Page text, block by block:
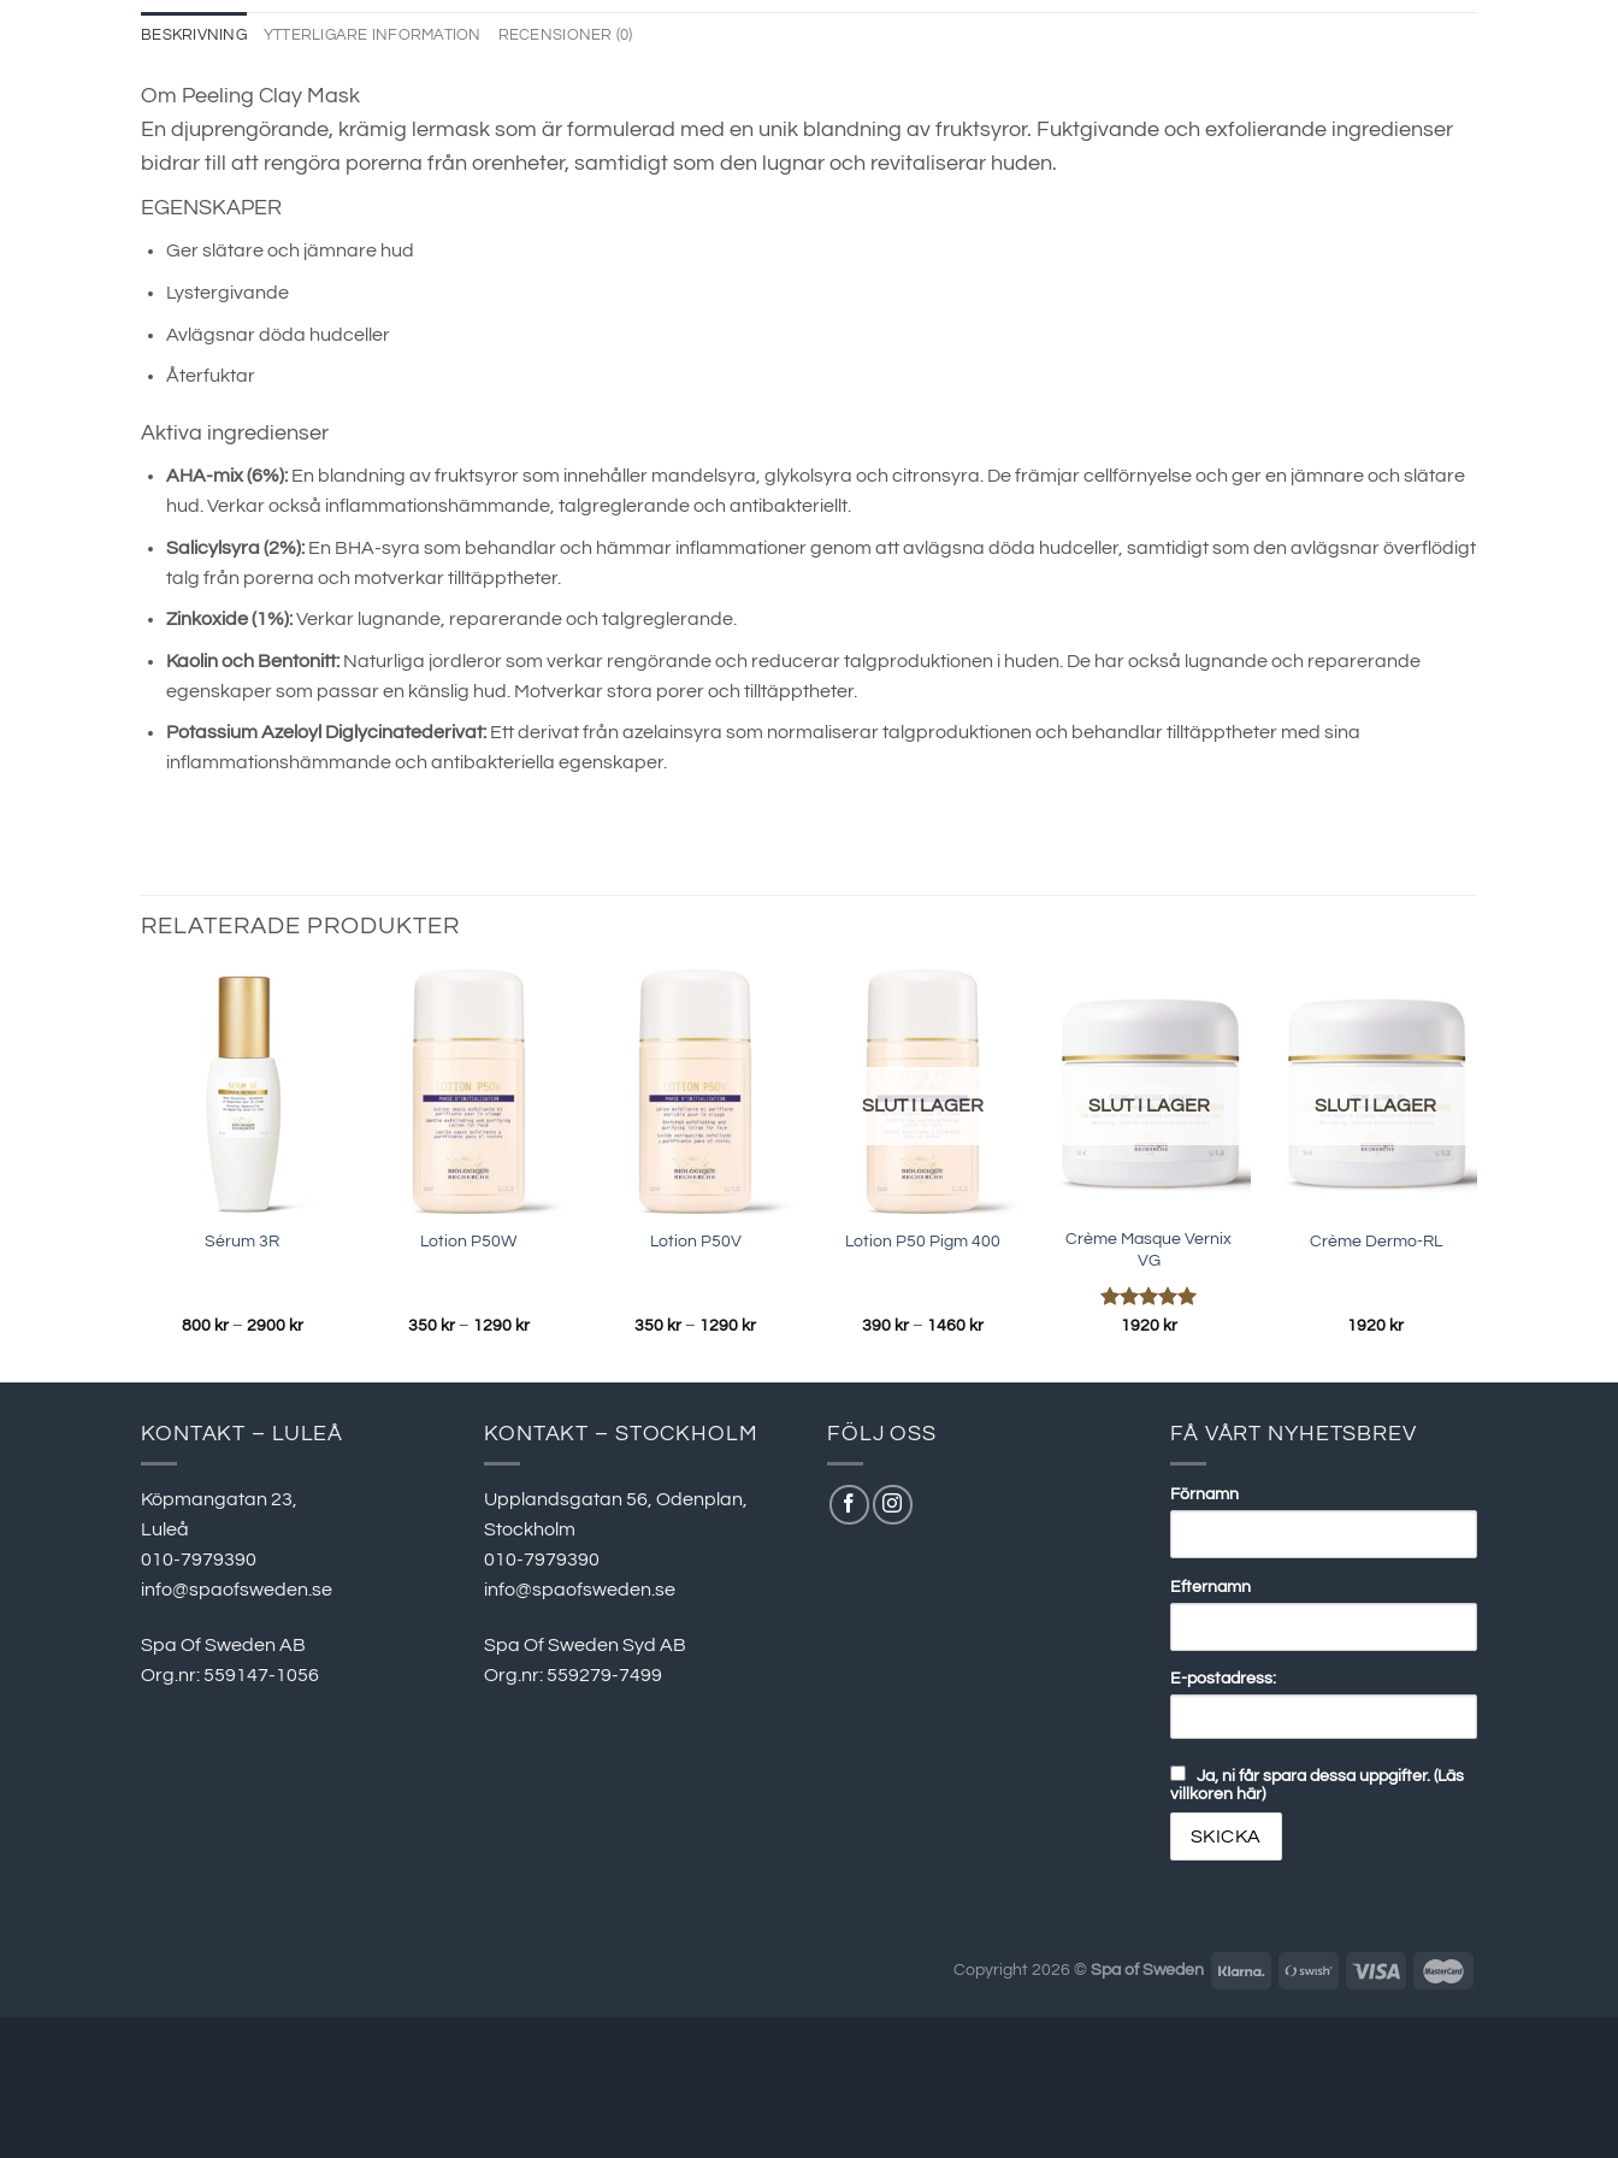
BESKRIVNING YTTERLIGARE INFORMATION RECENSIONER (0)
Om Peeling Clay Mask
En djuprengörande, krämig lermask som är formulerad med en unik blandning av fruktsyror. Fuktgivande och exfolierande ingredienser
bidrar till att rengöra porerna från orenheter, samtidigt som den lugnar och revitaliserar huden.
EGENSKAPER
Ger slätare och jämnare hud
Lystergivande
Avlägsnar döda hudceller
Återfuktar
Aktiva ingredienser
AHA-mix (6%):En blandning av fruktsyror som innehåller mandelsyra, glykolsyra och citronsyra. De främjar cellförnyelse och ger en jämnare och slätare
hud. Verkar också inflammationshämmande, talgreglerande och antibakteriellt.
Salicylsyra (2%):En BHA-syra som behandlar och hämmar inflammationer genom att avlägsna döda hudceller, samtidigt som den avlägsnar överflödigt
talg från porerna och motverkar tilltäpptheter.
Zinkoxide (1%):Verkar lugnande, reparerande och talgreglerande.
Kaolin och Bentonitt:Naturliga jordleror som verkar rengörande och reducerar talgproduktionen i huden. De har också lugnande och reparerande
egenskaper som passar en känslig hud. Motverkar stora porer och tilltäpptheter.
Potassium Azeloyl Diglycinatederivat:Ett derivat från azelainsyra som normaliserar talgproduktionen och behandlar tilltäpptheter med sina
inflammationshämmande och antibakteriella egenskaper.
RELATERADE PRODUKTER
Sérum 3R
800 kr – 2900 krPrisintervall:
Lotion P50W
350 kr – 1290 krPrisintervall:
Lotion P50V
350 kr – 1290 krPrisintervall:
SLUT I LAGER
Lotion P50 Pigm 400
390 kr – 1460 krPrisintervall:
SLUT I LAGER
Crème Masque Vernix
VG
Betygsatt
1920 kr
SLUT I LAGER
Crème Dermo-RL
1920 kr
KONTAKT – LULEÅ
Köpmangatan 23,
Luleå
010-7979390
info@spaofsweden.se
Spa Of Sweden AB
Org.nr: 559147-1056
KONTAKT – STOCKHOLM
Upplandsgatan 56, Odenplan,
Stockholm
010-7979390
info@spaofsweden.se
Spa Of Sweden Syd AB
Org.nr: 559279-7499
FÖLJ OSS FÅ VÅRT NYHETSBREV
Förnamn
Efternamn
E-postadress:
Ja, ni får spara dessa uppgifter. (Läs
villkoren här)
Copyright 2026 © Spa of Sweden